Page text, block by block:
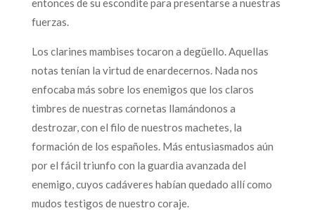
entonces de su escondite para presentarse a nuestras
fuerzas.
Los clarines mambises tocaron a degüello. Aquellas
notas tenían la virtud de enardecernos. Nada nos
enfocaba más sobre los enemigos que los claros
timbres de nuestras cornetas llamándonos a
destrozar, con el filo de nuestros machetes, la
formación de los españoles. Más entusiasmados aún
por el fácil triunfo con la guardia avanzada del
enemigo, cuyos cadáveres habían quedado allí como
mudos testigos de nuestro coraje.